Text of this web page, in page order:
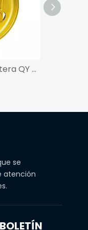
Rueda guía delantera QY para PC100
se
atención